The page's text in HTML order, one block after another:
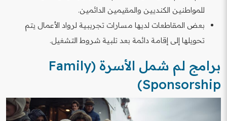
للمواطنين الكنديين والمقيمين الدائمين.
بعض المقاطعات لديها مسارات تجريبية لرواد الأعمال يتم
تحويلها إلى إقامة دائمة بعد تلبية شروط التشغيل.
برامج لم شمل الأسرة (Family
Sponsorship)